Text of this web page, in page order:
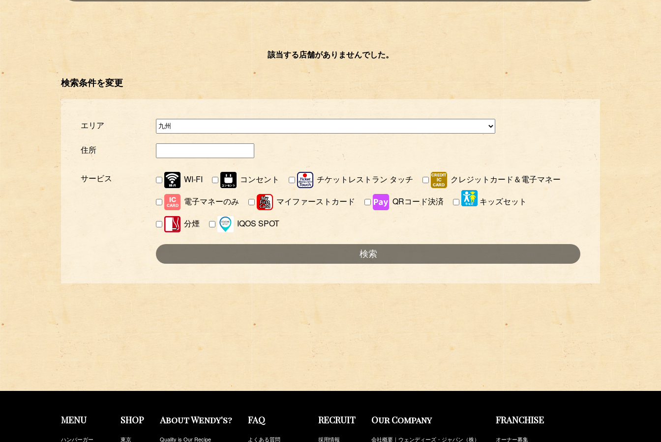
該当する店舗がありませんでした。
検索条件を変更
エリア
住所
サービス WI-FI コンセント チケットレストラン タッチ
クレジットカード＆電子マネー
電子マネーのみ
マイファーストカード QRコード決済
キッズセット
分煙
IQOS SPOT
MENU
ハンバーガー
SHOP
東京
About Wendy's?
Quality is Our Recipe
FAQ
よくある質問
RECRUIT
採用情報
Our Company
会社概要｜ウェンディーズ・ジャパン（株）
FRANCHISE
オーナー募集